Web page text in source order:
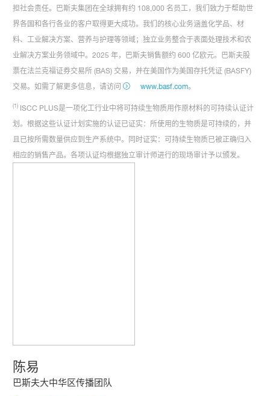
担社会责任。巴斯夫集团在全球拥有约 108,000 名员工，我们致力于帮助世
界各国和各行各业的客户取得更大成功。我们的核心业务涵盖化学品、材
料、工业解决方案、营养与护理等领域；独立业务整合于表面处理技术和农
业解决方案业务领域中。2025 年，巴斯夫销售额约 600 亿欧元。巴斯夫股
票在法兰克福证券交易所 (BAS) 交易，并在美国作为美国存托凭证 (BASFY)
交易。如需了解更多信息，请访问
www.basf.com。
(1) ISCC PLUS是一项化工行业中将可持续生物质用作原材料的可持续认证计
划。根据这些认证计划实施的认证已证实：所使用的生物质是可持续的，并
且已按所需数量供应到生产系统中。同时证实：可持续生物质已被正确归入
相应的销售产品。各项认证均根据独立审计师进行的现场审计予以颁发。
陈易
巴斯夫大中华区传播团队